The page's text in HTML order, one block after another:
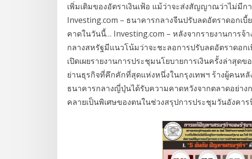
เพิ่มเติมของอัตราเงินเฟ้อ แม้ว่าจะส่งสัญญาณว่าไม่มีก
Investing.com – ธนาคารกลางจีนปรับลดอัตราดอกเบี้
คาดในวันนี้… Investing.com – หลังจากรายงานการจ้
กลางสหรัฐมีแนวโน้มว่าจะชะลอการปรับลดอัตราดอก
เปิดเผยรายงานการประชุมนโยบายการเงินครั้งล่าสุด
ย่านธุรกิจที่คึกคักที่สุดแห่งหนึ่งในกรุงเทพฯ ร้างผู้คนหลั
ธนาคารกลางญี่ปุ่นได้รับความคาดหวังจากตลาดอย่าง
คลายเป็นพิเศษของตนในช่วงสรุปการประชุมวันอังคา